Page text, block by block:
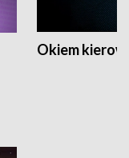
Okiem